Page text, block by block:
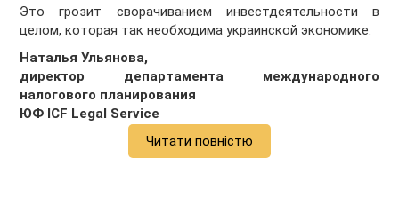
Это грозит сворачиванием инвестдеятельности в
целом, которая так необходима украинской экономике.
Наталья Ульянова,
директор департамента международного
налогового планирования
ЮФ ICF Legal Service
Читати повністю